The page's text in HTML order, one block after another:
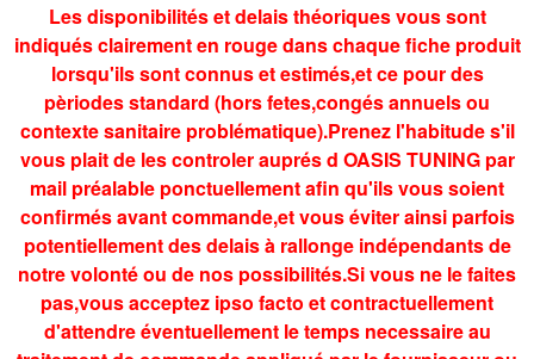
Les disponibilités et delais théoriques vous sont
indiqués clairement en rouge dans chaque fiche produit
lorsqu'ils sont connus et estimés,et ce pour des
pèriodes standard (hors fetes,congés annuels ou
contexte sanitaire problématique).Prenez l'habitude s'il
vous plait de les controler auprés d OASIS TUNING par
mail préalable ponctuellement afin qu'ils vous soient
confirmés avant commande,et vous éviter ainsi parfois
potentiellement des delais à rallonge indépendants de
notre volonté ou de nos possibilités.Si vous ne le faites
pas,vous acceptez ipso facto et contractuellement
d'attendre éventuellement le temps necessaire au